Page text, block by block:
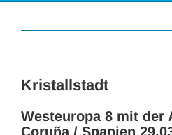
Kristallstadt
Westeuropa 8 mit der
Coruña / Spanien